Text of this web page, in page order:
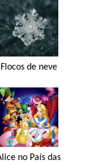
Flocos de neve
no País das